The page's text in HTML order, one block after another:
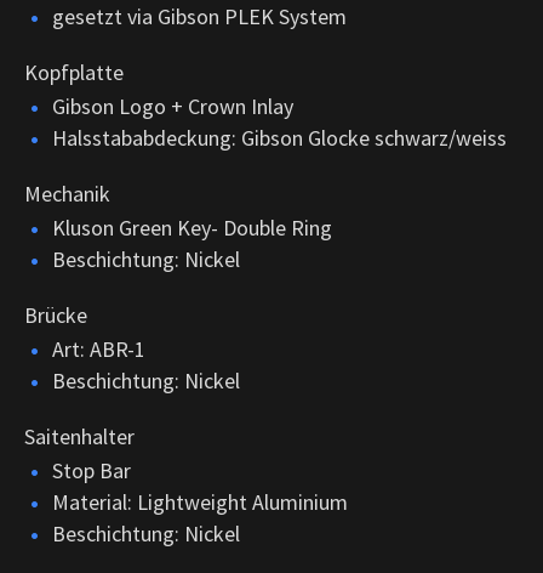
gesetzt via Gibson PLEK System
Kopfplatte
Gibson Logo + Crown Inlay
Halsstababdeckung: Gibson Glocke schwarz/weiss
Mechanik
Kluson Green Key- Double Ring
Beschichtung: Nickel
Brücke
Art: ABR-1
Beschichtung: Nickel
Saitenhalter
Stop Bar
Material: Lightweight Aluminium
Beschichtung: Nickel